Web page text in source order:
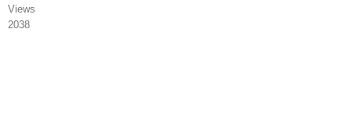
Views
2038